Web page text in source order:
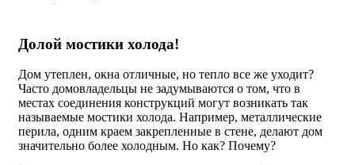
Долой мостики холода!
Дом утеплен, окна отличные, но тепло все же уходит?
Часто домовладельцы не задумываются о том, что в
местах соединения конструкций могут возникать так
называемые мостики холода. Например, металлические
перила, одним краем закрепленные в стене, делают дом
значительно более холодным. Но как? Почему?